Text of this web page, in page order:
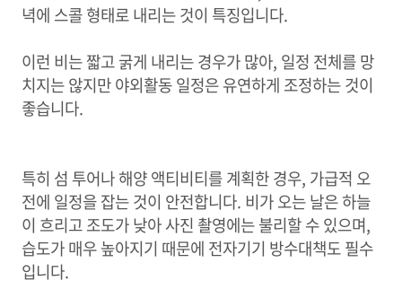
녁에 스콜 형태로 내리는 것이 특징입니다.
이런 비는 짧고 굵게 내리는 경우가 많아, 일정 전체를 망
치지는 않지만 야외활동 일정은 유연하게 조정하는 것이
좋습니다.
특히 섬 투어나 해양 액티비티를 계획한 경우, 가급적 오
전에 일정을 잡는 것이 안전합니다. 비가 오는 날은 하늘
이 흐리고 조도가 낮아 사진 촬영에는 불리할 수 있으며,
습도가 매우 높아지기 때문에 전자기기 방수대책도 필수
입니다.